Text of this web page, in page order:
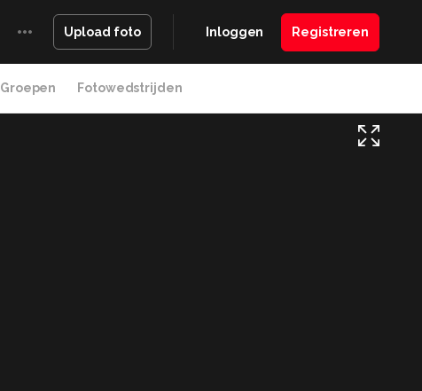
Upload foto Inloggen Registreren
Groepen Fotowedstrijden